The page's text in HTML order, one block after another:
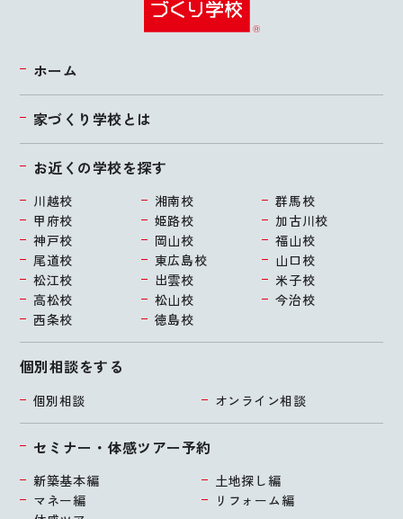
ホーム
家づくり学校とは
個別相談をする
個別相談 オンライン相談
セミナー・体感ツアー予約
新築基本編
土地探し編
マネー編
リフォーム編
お近くの学校を探す
川越校 湘南校
群馬校
甲府校
姫路校
加古川校
神戸校
岡山校
福山校
尾道校
東広島校
山口校
松江校
出雲校
米子校
高松校
松山校
今治校
西条校
徳島校